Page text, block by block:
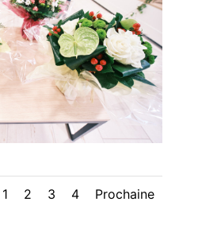
1 2 3 4 Prochaine